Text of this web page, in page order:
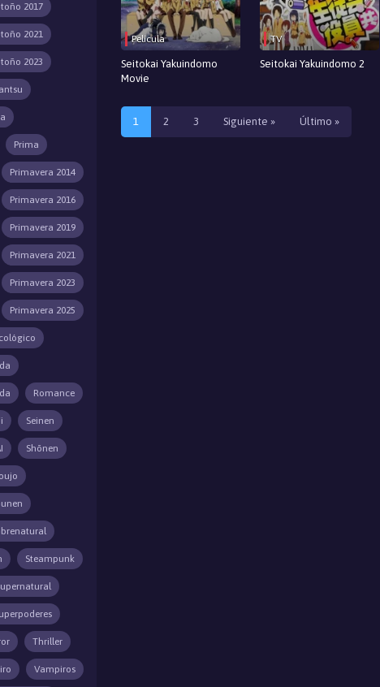
2017
2021
2023
Prima
Primavera 2014
Primavera 2016
Primavera 2019
Primavera 2021
Primavera 2023
Primavera 2025
Romance
Seinen
Shōnen
Steampunk
Thriller
Vampiros
Película
Seitokai Yakuindomo
Movie
TV
Seitokai Yakuindomo 2
1 2 3 Siguiente » Último »